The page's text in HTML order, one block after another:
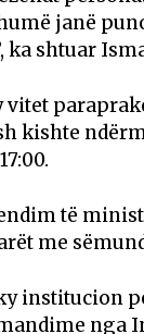
janë
ka shtuar
vitet
kishte
të
me
institucion
nga